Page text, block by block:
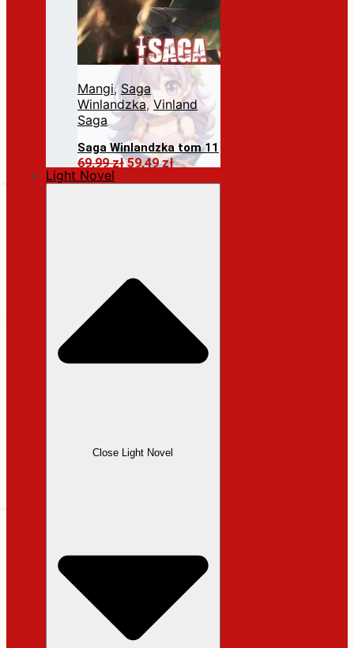
Mangi, Saga
Winlandzka, Vinland
Saga
Saga Winlandzka tom 11
69,99złPierwotna
59,49złAktualna
Dodaj do koszyka
Light Novel
Close Light Novel